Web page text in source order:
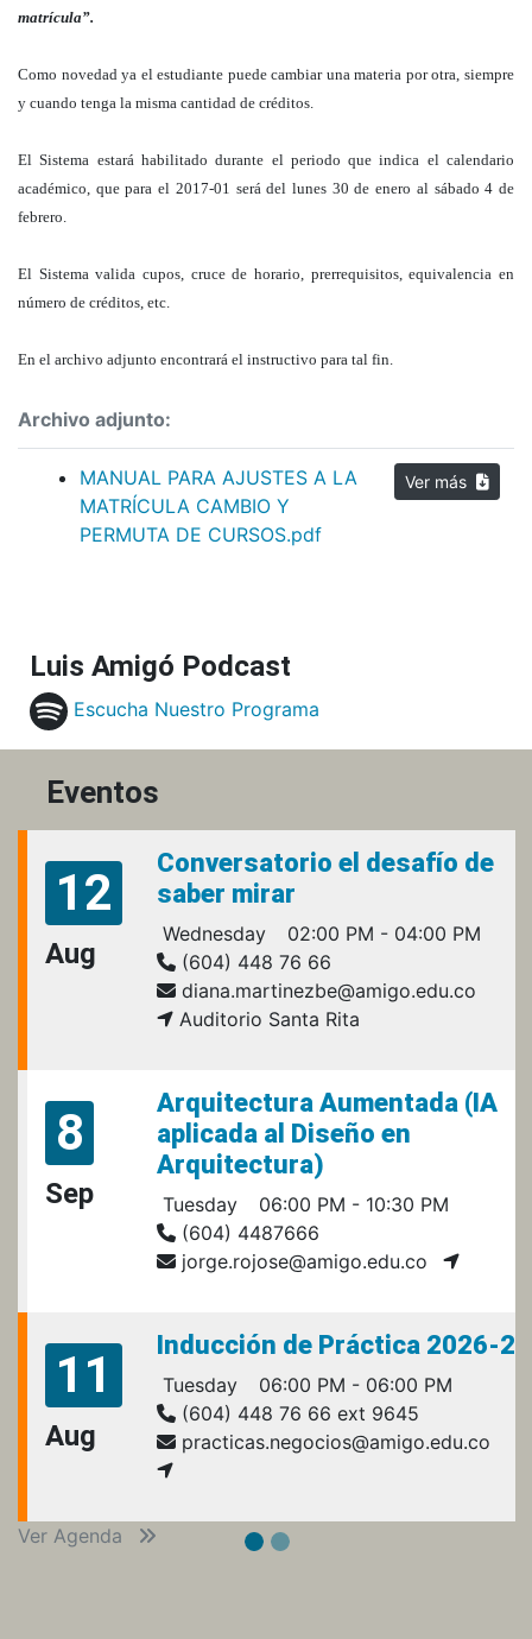
matrícula”.
Como novedad ya el estudiante puede cambiar una materia por otra, siempre
y cuando tenga la misma cantidad de créditos.
El Sistema estará habilitado durante el periodo que indica el calendario
académico, que para el 2017-01 será del lunes 30 de enero al sábado 4 de
febrero.
El Sistema valida cupos, cruce de horario, prerrequisitos, equivalencia en
número de créditos, etc.
En el archivo adjunto encontrará el instructivo para tal fin.
Archivo adjunto:
MANUAL PARA AJUSTES A LA
MATRÍCULA CAMBIO Y
PERMUTA DE CURSOS.pdf
Ver más
Luis Amigó Podcast
Escucha Nuestro Programa
Eventos
12
Aug
Conversatorio el desafío de
saber mirar
Wednesday
02:00 PM - 04:00 PM
(604) 448 76 66
diana.martinezbe@amigo.edu.co
Auditorio Santa Rita
8
Sep
Arquitectura Aumentada (IA
aplicada al Diseño en
Arquitectura)
Tuesday
06:00 PM - 10:30 PM
(604) 4487666
jorge.rojose@amigo.edu.co
11
Aug
Inducción de Práctica 2026-2
Tuesday
06:00 PM - 06:00 PM
(604) 448 76 66 ext 9645
practicas.negocios@amigo.edu.co
Ver Agenda